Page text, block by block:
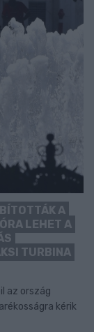
A
LEHET A
TURBINA
az ország
kérik